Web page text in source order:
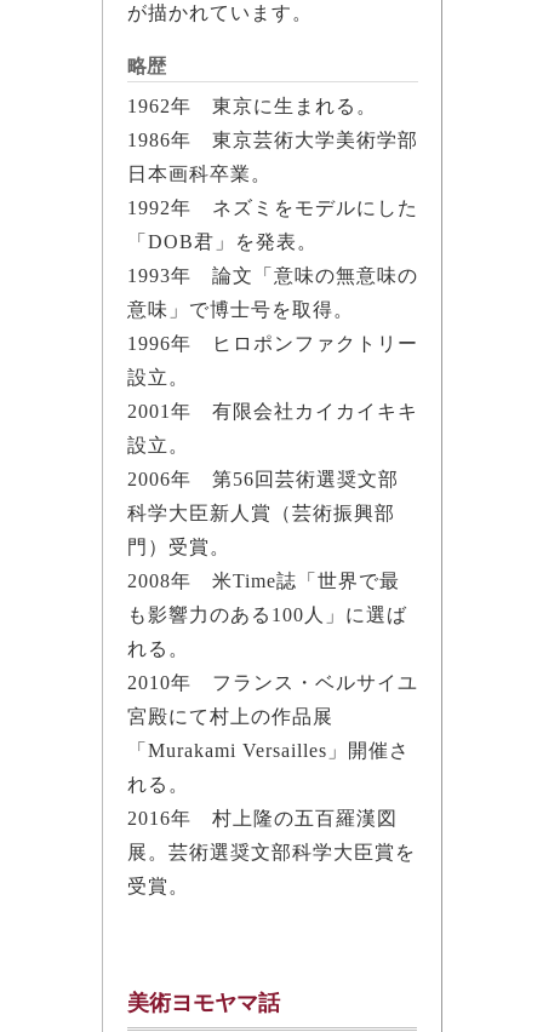
が描かれています。
略歴
1962年 東京に生まれる。
1986年 東京芸術大学美術学部
日本画科卒業。
1992年 ネズミをモデルにした
「DOB君」を発表。
1993年 論文「意味の無意味の
意味」で博士号を取得。
1996年 ヒロポンファクトリー
設立。
2001年 有限会社カイカイキキ
設立。
2006年 第56回芸術選奨文部
科学大臣新人賞（芸術振興部
門）受賞。
2008年 米Time誌「世界で最
も影響力のある100人」に選ば
れる。
2010年 フランス・ベルサイユ
宮殿にて村上の作品展
「Murakami Versailles」開催さ
れる。
2016年 村上隆の五百羅漢図
展。芸術選奨文部科学大臣賞を
受賞。
美術ヨモヤマ話